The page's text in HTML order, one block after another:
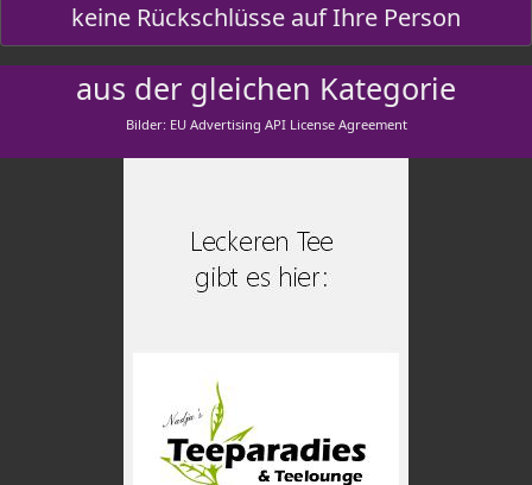
keine Rückschlüsse auf Ihre Person
aus der gleichen Kategorie
Bilder: EU Advertising API License Agreement